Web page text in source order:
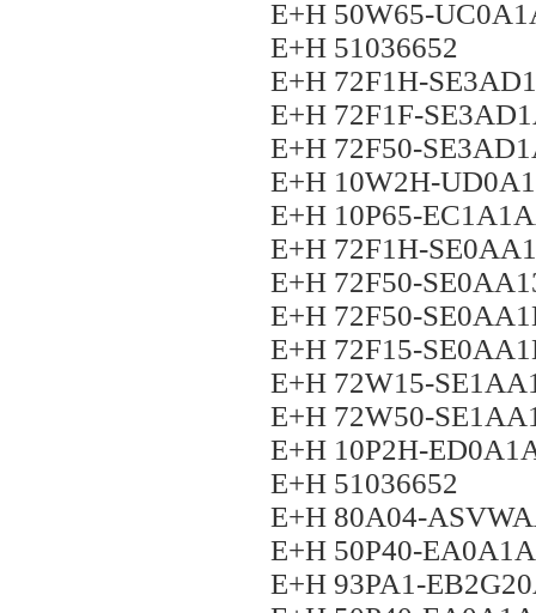
E+H 50W65-
E+H 51036652
E+H 72F1H-
E+H 72F1F-
E+H 72F50-
E+H 10W2H-
E+H 10P65-
E+H 72F1H-
E+H 72F50-
E+H 72F50-
E+H 72F15-
E+H 72W15-
E+H 72W50-
E+H 10P2H-
E+H 51036652
E+H 80A04-
E+H 50P40-
E+H 93PA1-